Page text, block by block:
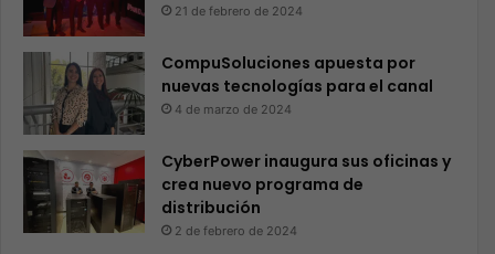
21 de febrero de 2024
CompuSoluciones apuesta por
nuevas tecnologías para el canal
4 de marzo de 2024
CyberPower inaugura sus oficinas y
crea nuevo programa de
distribución
2 de febrero de 2024